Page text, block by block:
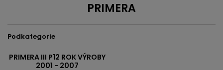
PRIMERA
Podkategorie
PRIMERA III P12 ROK VÝROBY
2001 - 2007